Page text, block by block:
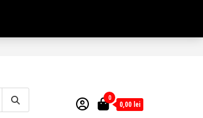
0
0,00 lei